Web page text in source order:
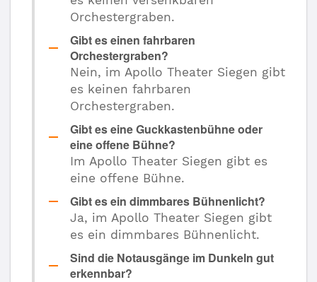
Orchestergraben.
Gibt es einen fahrbaren
Orchestergraben?
Nein, im Apollo Theater Siegen gibt
es keinen fahrbaren
Orchestergraben.
Gibt es eine Guckkastenbühne oder
eine offene Bühne?
Im Apollo Theater Siegen gibt es
eine offene Bühne.
Gibt es ein dimmbares Bühnenlicht?
Ja, im Apollo Theater Siegen gibt
es ein dimmbares Bühnenlicht.
Sind die Notausgänge im Dunkeln gut
erkennbar?